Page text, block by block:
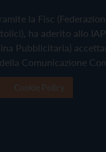
la Fisc
ha aderito allo
Pubblicitaria)
Comunicazione